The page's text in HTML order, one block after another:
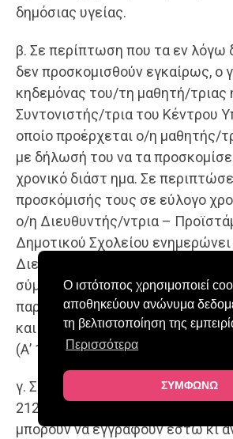
Ο ιστότοπος χρησιμοποιεί
αποθηκεύουν ανώνυμα
τη βελτιστοποίηση της
Περισσότερα
ΣΥΜΦΩΝΩ
δημόσιας υγείας.
β. Σε περίπτωση που τα εν λόγω
δεν προσκομισθούν εγκαίρως, ο
κηδεμόνας του/τη μαθητή/τριας
Συντονιστής/τρια του Κέντρου
οποίο προέρχεται ο/η μαθητής/
με δήλωσή του να τα
χρονικό διάστ ημα. Σε
προσκόμισής τους σε εύλογο
ο/η Διευθυντής/ντρια –
Δημοτικού Σχολείου ενημερώνει
Διεύθυνση Πρωτοβάθμιας
σύμφωνα με τα όσα ορίζονται στο
παρ.7,8,9, του άρθρου 21, του
και στην παρ.4β, του άρθρου 77,
(Α’ 102).
γ. Σύμφωνα με το άρθρο 72, του Ν.
212), ανήλικα τέκνα υπηκόων
μπορούν να εγγραφούν έστω κι